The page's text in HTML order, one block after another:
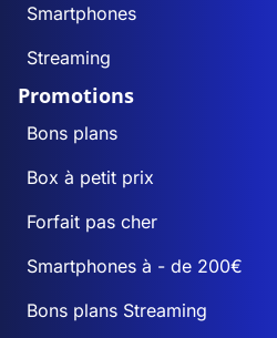
Smartphones
Streaming
Promotions
Bons plans
Box à petit prix
Forfait pas cher
Smartphones à - de 200€
Bons plans Streaming